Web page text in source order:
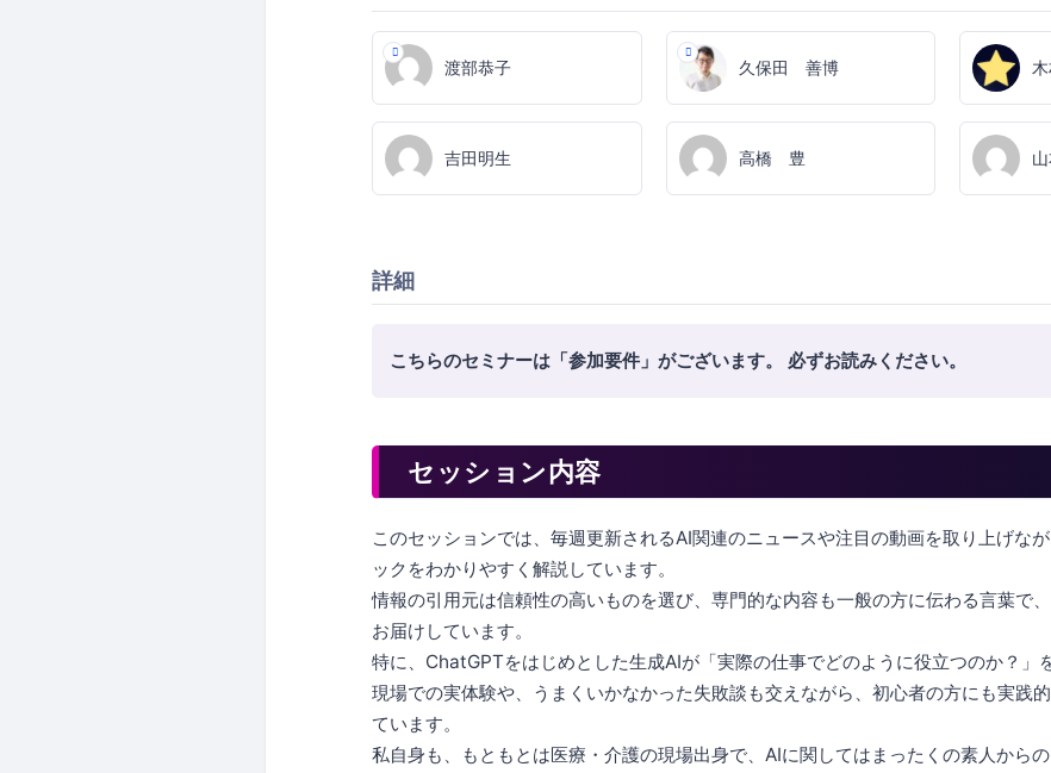
渡部恭子 久保田 善博
吉田明生 高橋 豊
詳細
こちらのセミナーは「参加要件」がございます。 必ずお読みください。
セッション内容
このセッションでは、毎週更新されるAI関連のニュースや注目の動画を取り上げな
ックをわかりやすく解説しています。
情報の引用元は信頼性の高いものを選び、専門的な内容も一般の方に伝わる言葉で
お届けしています。
特に、ChatGPTをはじめとした生成AIが「実際の仕事でどのように役立つのか？」
現場での実体験や、うまくいかなかった失敗談も交えながら、初心者の方にも実践
ています。
私自身も、もともとは医療・介護の現場出身で、AIに関してはまったくの素人からの